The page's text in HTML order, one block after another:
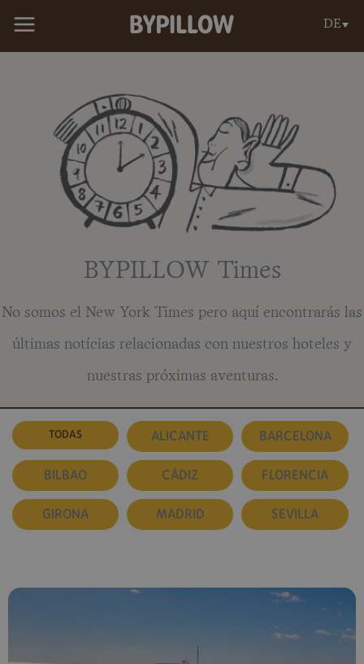
Inhalt
DE
BYPILLOW Times
No somos el New York Times pero aquí encontrarás las
últimas notícias relacionadas con nuestros hoteles y
nuestras próximas aventuras.
TODAS ALICANTE BARCELONA
BILBAO CÁDIZ FLORENCIA
GIRONA MADRID SEVILLA